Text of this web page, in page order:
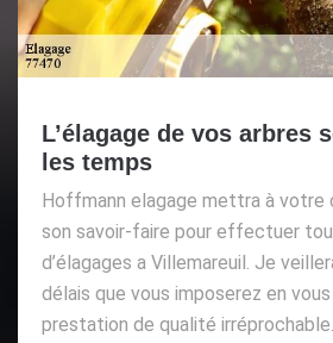
L’élagage de vos arbres
les temps
Hoffmann elagage mettra à votre
son savoir-faire pour effectuer
d’élagages a Villemareuil. Je
délais que vous imposerez en
prestation de qualité